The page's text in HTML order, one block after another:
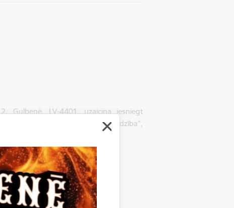
Gulbenē, LV-4401, uzaicina iesniegt
izstrāde un autoruzraudzība”,